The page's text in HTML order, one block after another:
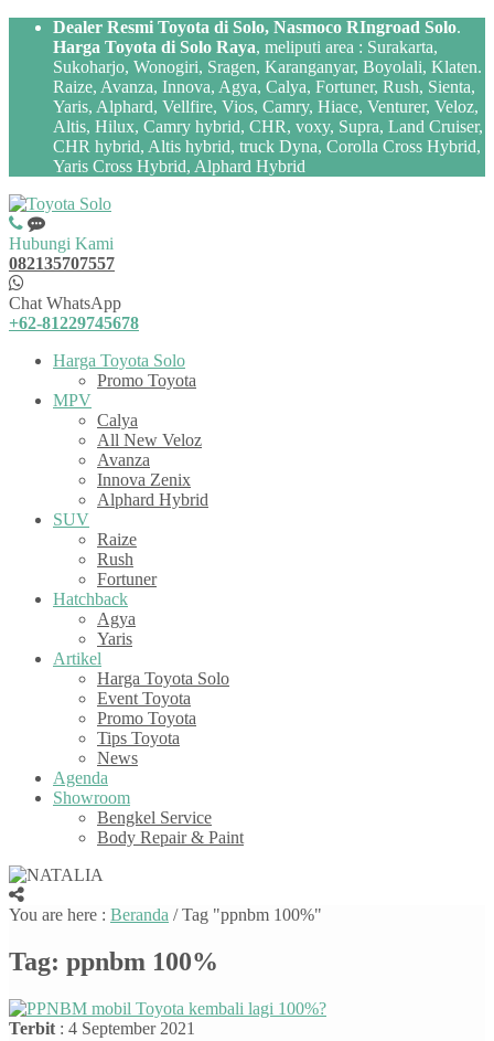
Dealer Resmi Toyota di Solo, Nasmoco RIngroad Solo.
Harga Toyota di Solo Raya, meliputi area : Surakarta,
Sukoharjo, Wonogiri, Sragen, Karanganyar, Boyolali, Klaten.
Raize, Avanza, Innova, Agya, Calya, Fortuner, Rush, Sienta,
Yaris, Alphard, Vellfire, Vios, Camry, Hiace, Venturer, Veloz,
Altis, Hilux, Camry hybrid, CHR, voxy, Supra, Land Cruiser,
CHR hybrid, Altis hybrid, truck Dyna, Corolla Cross Hybrid,
Yaris Cross Hybrid, Alphard Hybrid
Hubungi Kami
082135707557
Chat WhatsApp
+62-81229745678
Harga Toyota Solo
Promo Toyota
MPV
Calya
All New Veloz
Avanza
Innova Zenix
Alphard Hybrid
SUV
Raize
Rush
Fortuner
Hatchback
Agya
Yaris
Artikel
Harga Toyota Solo
Event Toyota
Promo Toyota
Tips Toyota
News
Agenda
Showroom
Bengkel Service
Body Repair & Paint
You are here : Beranda /Tag "ppnbm 100%"
Tag: ppnbm 100%
Terbit : 4 September 2021